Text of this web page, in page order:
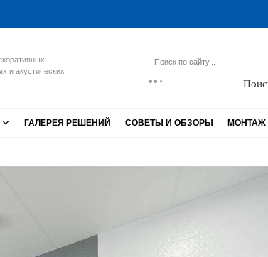
и акустических
ГАЛЕРЕЯ РЕШЕНИЙ СОВЕТЫ И ОБЗОРЫ МОНТАЖ